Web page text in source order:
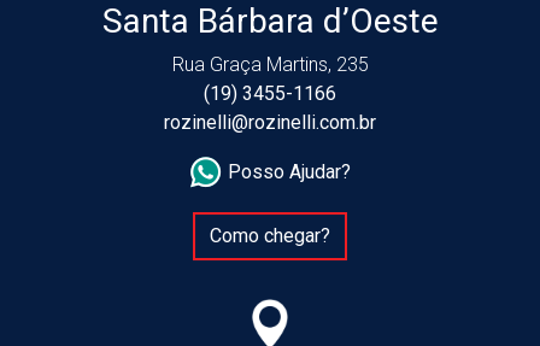
Santa Bárbara d’Oeste
Rua Graça Martins, 235
(19) 3455-1166
rozinelli@rozinelli.com.br
Posso Ajudar?
Como chegar?